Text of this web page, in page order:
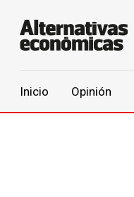
Inicio Opinión